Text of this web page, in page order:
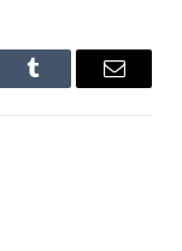
Tumblr
E-